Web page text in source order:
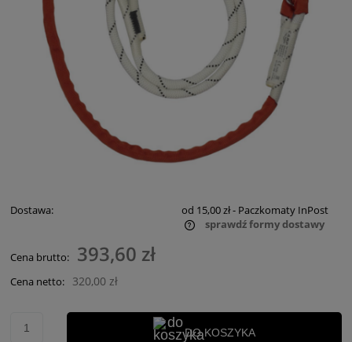
Dostawa: od 15,00 zł- Paczkomaty InPost
sprawdź formy dostawy
Cena brutto: 393,60 zł
Cena netto: 320,00 zł
DO KOSZYKA